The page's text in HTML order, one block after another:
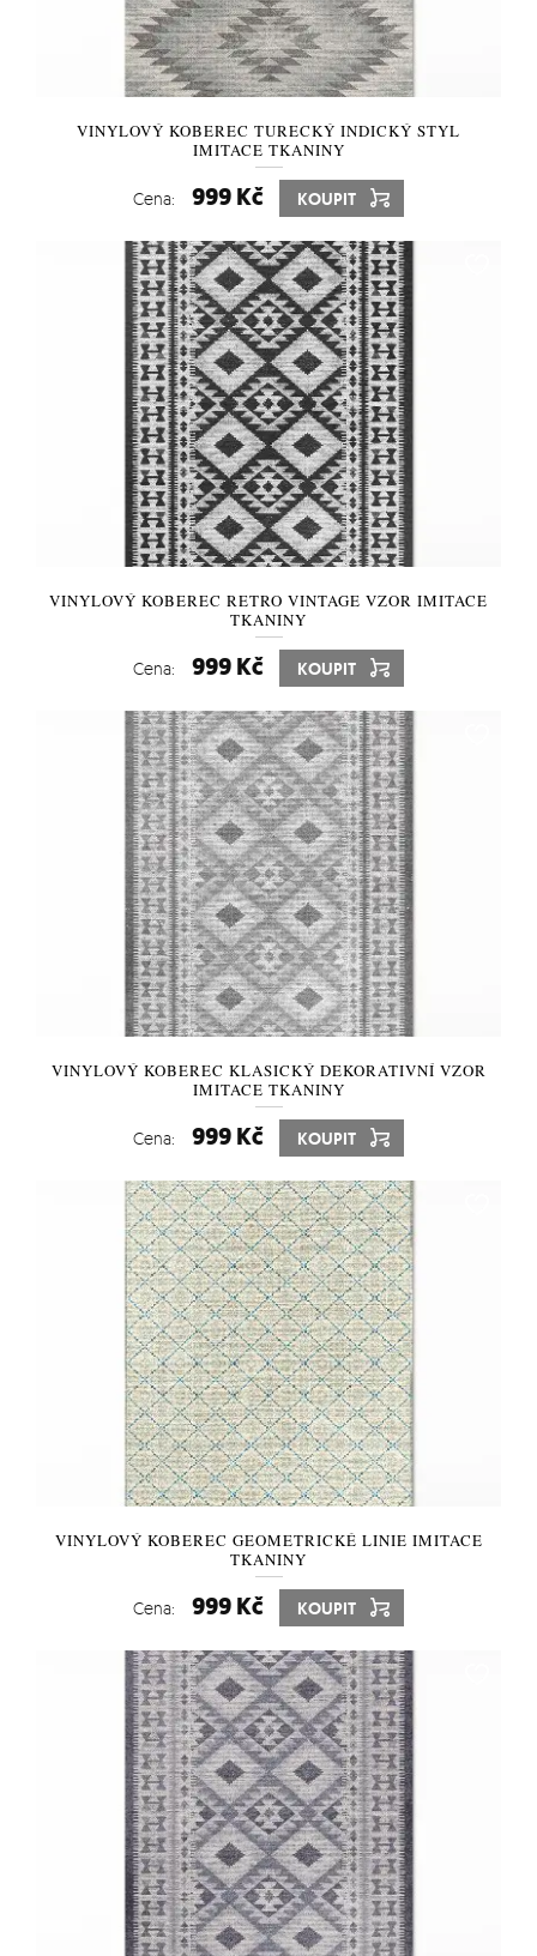
VINYLOVÝ KOBEREC TURECKÝ INDICKÝ STYL
IMITACE TKANINY
Cena: 999 Kč KOUPIT
VINYLOVÝ KOBEREC RETRO VINTAGE VZOR IMITACE
TKANINY
Cena: 999 Kč KOUPIT
VINYLOVÝ KOBEREC KLASICKÝ DEKORATIVNÍ VZOR
IMITACE TKANINY
Cena: 999 Kč KOUPIT
VINYLOVÝ KOBEREC GEOMETRICKÉ LINIE IMITACE
TKANINY
Cena: 999 Kč KOUPIT